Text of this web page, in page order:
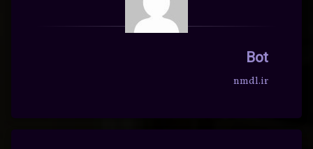
Bot
nmdl.ir